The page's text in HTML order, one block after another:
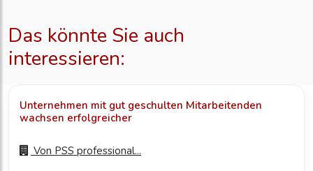
Das könnte Sie auch
interessieren:
Unternehmen mit gut geschulten Mitarbeitenden
wachsen erfolgreicher
Von PSS professional...